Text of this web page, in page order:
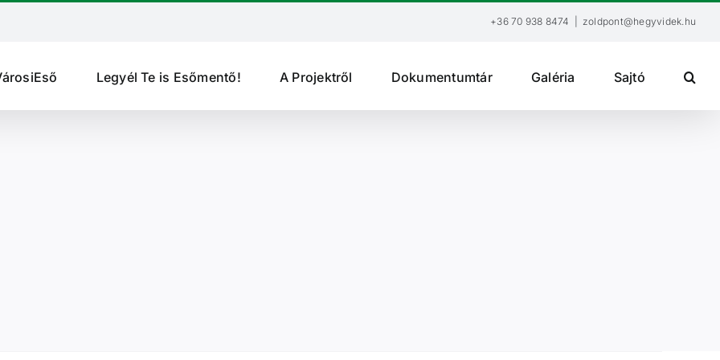
+36 70 938 8474 zoldpont@hegyvidek.hu
Legyél Te is Esőmentő! A Projektről Dokumentumtár Galéria Sajtó